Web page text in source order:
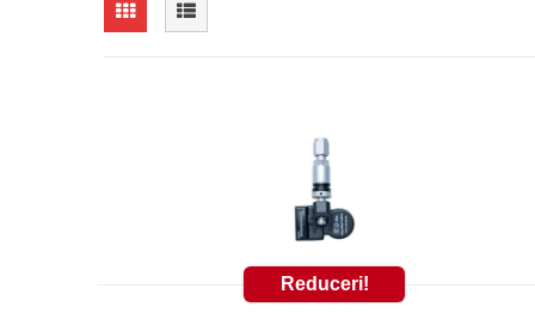
Reduceri!